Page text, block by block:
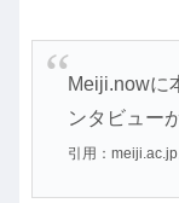
Meiji.nowに
ンタビュー
引用：